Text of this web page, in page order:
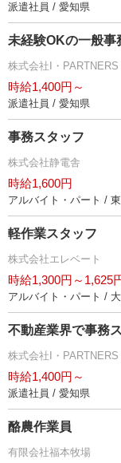
派遣社員 / 愛知県
未経験OKの一般事
株式会社I・PARTNERS
時給1,400円～
派遣社員 / 愛知県
事務スタッフ
株式会社静電舎
時給1,600円
アルバイト・パート /
軽作業スタッフ
株式会社エレベート
時給1,300円～1,625
アルバイト・パート /
不動産業界で事務
株式会社I・PARTNERS
時給1,400円～
派遣社員 / 愛知県
酪農作業員
有限会社福本牧場